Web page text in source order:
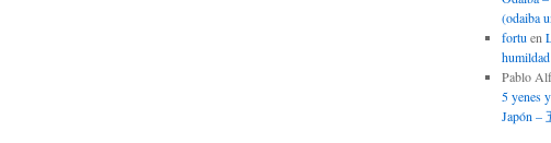
(odaiba
fortu en
Pablo
5 yenes
Japón –